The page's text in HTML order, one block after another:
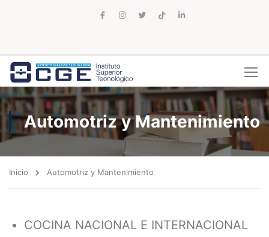
Automotriz y Mantenimiento
Inicio Automotriz y Mantenimiento
COCINA NACIONAL E INTERNACIONAL